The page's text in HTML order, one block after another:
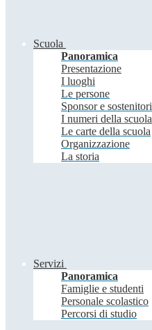
Scuola
Panoramica
Presentazione
I luoghi
Le persone
Sponsor e sostenitori
I numeri della scuola
Le carte della scuola
Organizzazione
La storia
Servizi
Panoramica
Famiglie e studenti
Personale scolastico
Percorsi di studio